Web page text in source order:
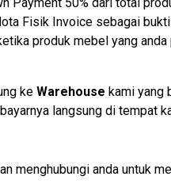
Fisik Invoice sebagai
produk mebel yang
ke Warehouse kami yang
langsung di tempat
menghubungi anda untuk